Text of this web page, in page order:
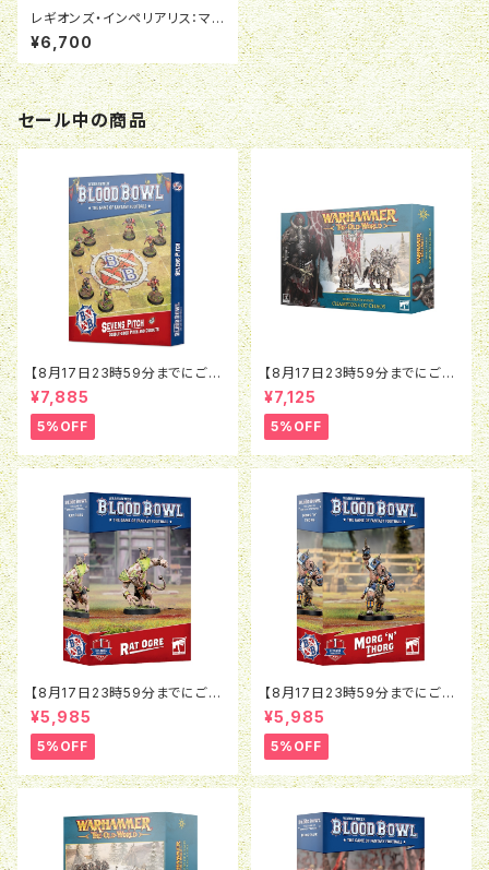
レギオンズ・インペリアリス：マル
カドール・インフェルヌス＆ヴァ
ルドール・タンクデストロイヤー
¥6,700
セール中の商品
【8月17日23時59分までにご予
約で5％OFF】ブラッドボウル：セ
ヴンズピッチ（2026）
¥7,885
5%OFF
【8月17日23時59分までにご予
約で5％OFF】オールドワール
ド：ウォリアー・オヴ・ケイオス：チ
ャンピオン・オヴ・ケイオス
¥7,125
5%OFF
【8月17日23時59分までにご予
約で5％OFF】ブラッドボウル：ラ
ットオウガ
¥5,985
5%OFF
【8月17日23時59分までにご予
約で5％OFF】ブラッドボウル：モ
ルグ＝ンソルグ
¥5,985
5%OFF